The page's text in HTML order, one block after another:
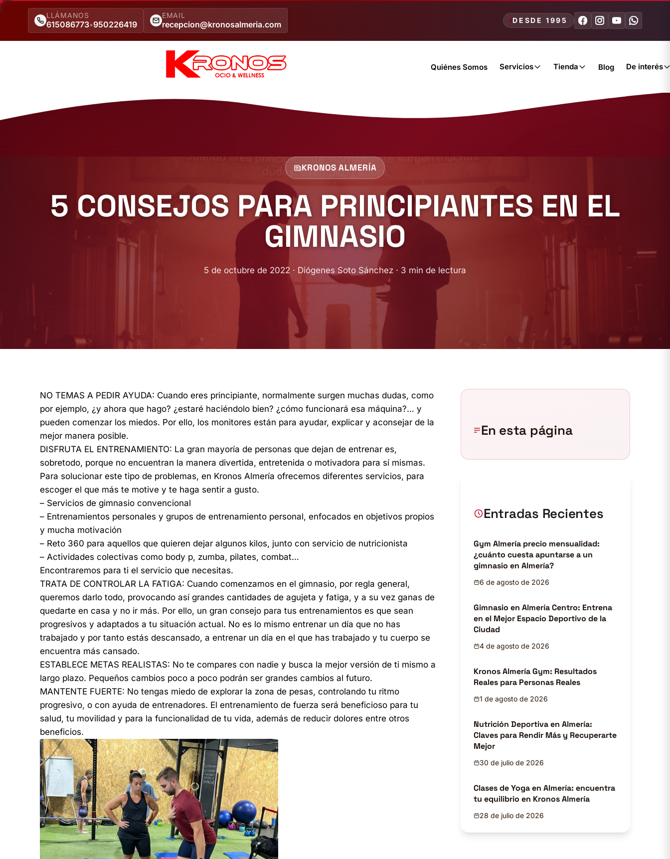
LLÁMANOS
615086773•950226419
EMAIL
recepcion@kronosalmeria.com DESDE 1995
Quiénes Somos Servicios Tienda Blog De interés
KRONOS ALMERÍA
5 CONSEJOS PARA PRINCIPIANTES EN EL
GIMNASIO
5 de octubre de 2022 · Diógenes Soto Sánchez · 3 min de lectura
NO TEMAS A PEDIR AYUDA: Cuando eres principiante, normalmente surgen muchas dudas, como
por ejemplo, ¿y ahora que hago? ¿estaré haciéndolo bien? ¿cómo funcionará esa máquina?… y
pueden comenzar los miedos. Por ello, los monitores están para ayudar, explicar y aconsejar de la
mejor manera posible.
DISFRUTA EL ENTRENAMIENTO: La gran mayoría de personas que dejan de entrenar es,
sobretodo, porque no encuentran la manera divertida, entretenida o motivadora para sí mismas.
Para solucionar este tipo de problemas, en Kronos Almería ofrecemos diferentes servicios, para
escoger el que más te motive y te haga sentir a gusto.
– Servicios de gimnasio convencional
– Entrenamientos personales y grupos de entrenamiento personal, enfocados en objetivos propios
y mucha motivación
– Reto 360 para aquellos que quieren dejar algunos kilos, junto con servicio de nutricionista
– Actividades colectivas como body p, zumba, pilates, combat…
Encontraremos para ti el servicio que necesitas.
TRATA DE CONTROLAR LA FATIGA: Cuando comenzamos en el gimnasio, por regla general,
queremos darlo todo, provocando así grandes cantidades de agujeta y fatiga, y a su vez ganas de
quedarte en casa y no ir más. Por ello, un gran consejo para tus entrenamientos es que sean
progresivos y adaptados a tu situación actual. No es lo mismo entrenar un día que no has
trabajado y por tanto estás descansado, a entrenar un día en el que has trabajado y tu cuerpo se
encuentra más cansado.
ESTABLECE METAS REALISTAS: No te compares con nadie y busca la mejor versión de ti mismo a
largo plazo. Pequeños cambios poco a poco podrán ser grandes cambios al futuro.
MANTENTE FUERTE: No tengas miedo de explorar la zona de pesas, controlando tu ritmo
progresivo, o con ayuda de entrenadores. El entrenamiento de fuerza será beneficioso para tu
salud, tu movilidad y para la funcionalidad de tu vida, además de reducir dolores entre otros
beneficios.
En esta página
Entradas Recientes
Gym Almería precio mensualidad:
¿cuánto cuesta apuntarse a un
gimnasio en Almería?
6 de agosto de 2026
Gimnasio en Almería Centro: Entrena
en el Mejor Espacio Deportivo de la
Ciudad
4 de agosto de 2026
Kronos Almería Gym: Resultados
Reales para Personas Reales
1 de agosto de 2026
Nutrición Deportiva en Almería:
Claves para Rendir Más y Recuperarte
Mejor
30 de julio de 2026
Clases de Yoga en Almería: encuentra
tu equilibrio en Kronos Almería
28 de julio de 2026